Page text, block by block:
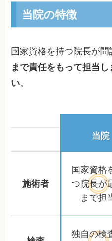
当院の特徴
国家資格を持つ院長が
まで責任をもって担当
い。
当院
施術者
国家資格
つ院長が
まで担
独自の検